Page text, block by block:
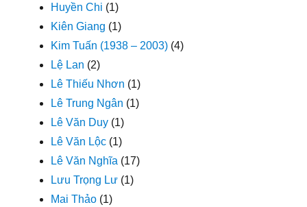
Huyền Chi (1)
Kiên Giang (1)
Kim Tuấn (1938 – 2003) (4)
Lệ Lan (2)
Lê Thiếu Nhơn (1)
Lê Trung Ngân (1)
Lê Văn Duy (1)
Lê Văn Lộc (1)
Lê Văn Nghĩa (17)
Lưu Trọng Lư (1)
Mai Thảo (1)